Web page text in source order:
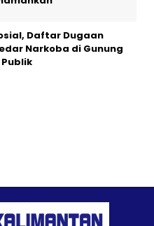
Daftar Dugaan
Narkoba di Gunung